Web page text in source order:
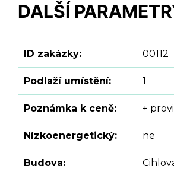
DALŠÍ
ID zakázky: 00112
Podlaží umístění: 1
Poznámka k ceně: +
Nízkoenergetický: ne
Budova: